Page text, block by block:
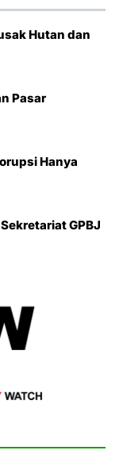
Hutan dan
Pasar
Hanya
GPBJ